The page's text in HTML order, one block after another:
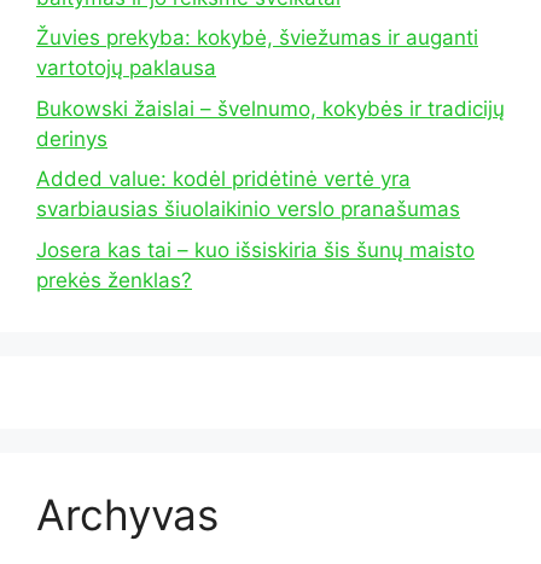
Žuvies prekyba: kokybė, šviežumas ir auganti
vartotojų paklausa
Bukowski žaislai – švelnumo, kokybės ir tradicijų
derinys
Added value: kodėl pridėtinė vertė yra
svarbiausias šiuolaikinio verslo pranašumas
Josera kas tai – kuo išsiskiria šis šunų maisto
prekės ženklas?
Archyvas